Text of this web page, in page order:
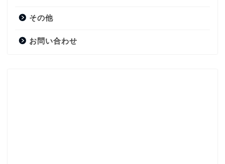
その他
お問い合わせ